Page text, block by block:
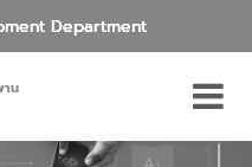
Department
น